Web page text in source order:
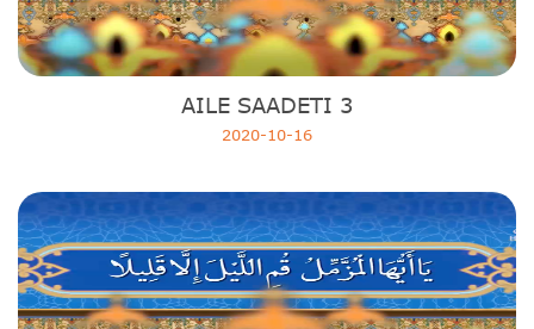
AILE SAADETI 3
2020-10-16